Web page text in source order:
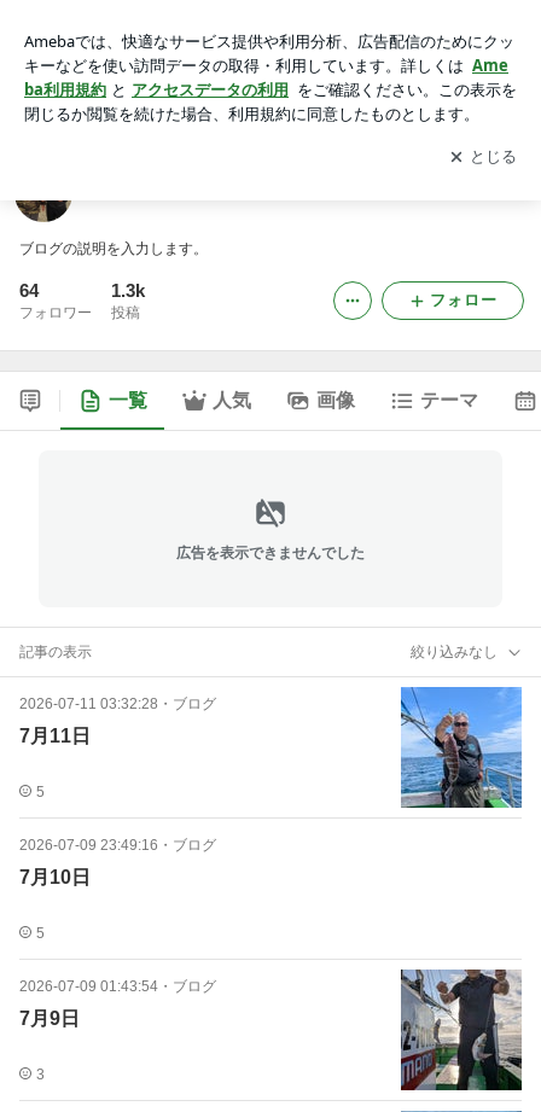
アプリをダウンロードして ブログの更新通知
を受け取りまし
ょう。
開く
ブログの説明を入力します。
64
フォロワー
1.3k
投稿
フォロー
一覧 人気 画像 テーマ
広告を表示できませんでした
記事の表示 絞り込みなし
2026-07-11 03:32:28 ・ ブログ
7月11日
5
2026-07-09 23:49:16 ・ ブログ
7月10日
5
2026-07-09 01:43:54 ・ ブログ
7月9日
3